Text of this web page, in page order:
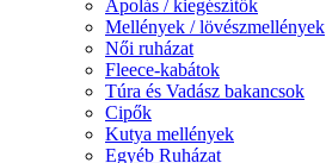
Ápolás / kiegészítők
Mellények / lövészmellények
Női ruházat
Fleece-kabátok
Túra és Vadász bakancsok
Cipők
Kutya mellények
Egyéb Ruházat